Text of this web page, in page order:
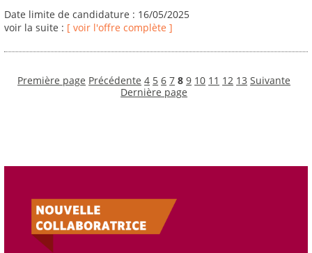
Date limite de candidature : 16/05/2025
voir la suite : [ voir l'offre complète ]
Première page Précédente 4 5 6 7 8 9 10 11 12 13 Suivante
Dernière page